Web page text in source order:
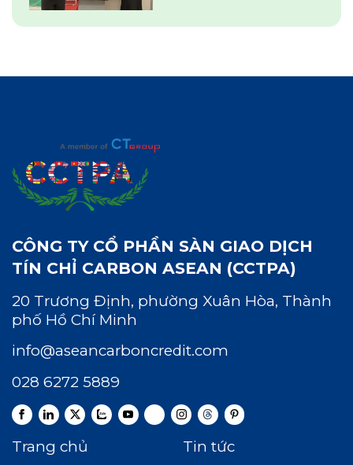
CÔNG TY CỔ PHẦN SÀN GIAO DỊCH
TÍN CHỈ CARBON ASEAN (CCTPA)
20 Trương Định, phường Xuân Hòa, Thành
phố Hồ Chí Minh
info@aseancarboncredit.com
028 6272 5889
Trang chủ Tin tức